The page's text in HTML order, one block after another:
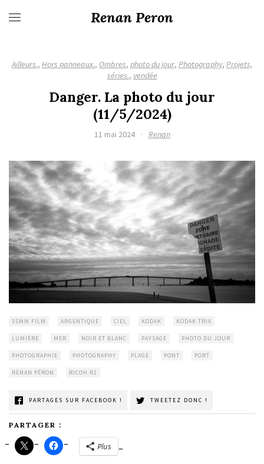
Renan Peron
Ailleurs., Hors panneaux., Ombres, photo du jour, Photography, Projets,
séries., vendée
Danger. La photo du jour
(11/5/2024)
11 mai 2024 · Renan
35MM FILM ARGENTIQUE CIEL KODAK KODAK TRIX
LUMIÈRE MER NOIR ET BLANC PAYSAGE PHOTO DU JOUR
PHOTOGRAPHIE PHOTOGRAPHY PLAGE PONT PORT
RENAN PÉRON RICOH R1
PARTAGES SUR FACEBOOK ! TWEETEZ DONC !
PARTAGER :
Plus